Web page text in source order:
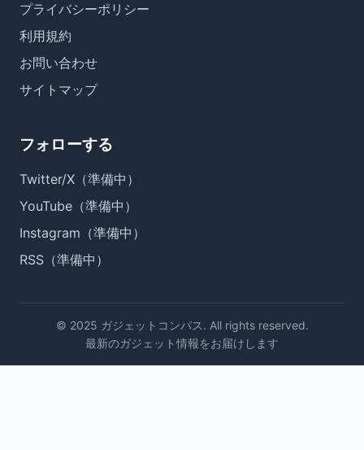
プライバシーポリシー
利用規約
お問い合わせ
サイトマップ
フォローする
Twitter/X（準備中）
YouTube（準備中）
Instagram（準備中）
RSS（準備中）
© 2025 ガジェットコンパス. All rights reserved.
最新のガジェット情報をお届けします